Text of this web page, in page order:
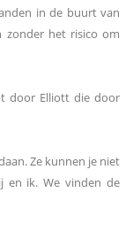
in de buurt van
zonder het risico om
door Elliott die door
Ze kunnen je niet
en ik. We vinden de